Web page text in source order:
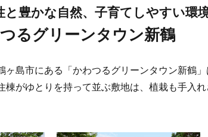
と豊かな自然、子育てしやすい環
るグリーンタウン新鶴
ヶ島市にある「かわつるグリーンタウン新鶴
棟がゆとりを持って並ぶ敷地は、植栽も手入